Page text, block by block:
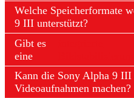
Welche Speicherformate
9 III unterstützt?
Gibt es
eine
Kann die Sony Alpha 9 III
Videoaufnahmen machen?